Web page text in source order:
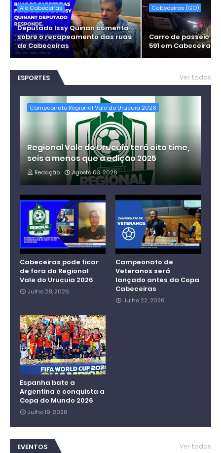
Alô Cabeceiras
Deputado Issy Quinan comenta
sobre o recapeamento das ruas
de Cabeceiras
Cabeceiras (GO)
Carro de passeio
591 em Cabeceiras
ESPORTES Ver todos
Campeonato Regional Vale do Urucuia 2026
Regional Vale do Urucuia terá oito time,
seis a menos que a edição 2025
Redação Agosto 03, 2026
Cabeceiras pode ficar
de fora do Regional
Vale do Urucuia 2026
Julho 28, 2026
Campeonato de
Veteranos será
lançado antes da Copa
Cabeceiras
Julho 22, 2026
Espanha bate a
Argentina e conquista a
Copa do Mundo 2026
Julho 19, 2026
EVENTOS Ver todos